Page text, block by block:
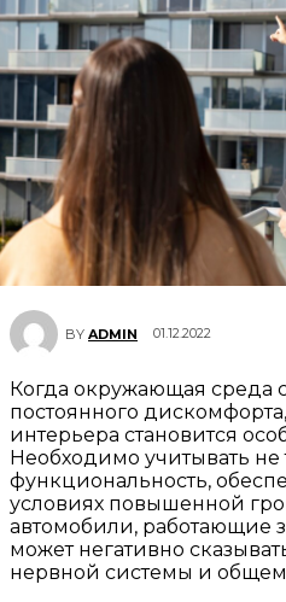
BY ADMIN 01.12.2022
Когда окружающая среда
постоянного
интерьера становится
Необходимо учитывать не
функциональность,
условиях повышенной
автомобили, работающие
может негативно
нервной системы и общем